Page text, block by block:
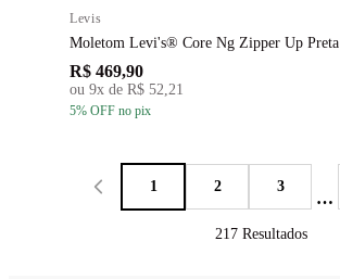
Levis
Moletom Levi's® Core Ng Zipper Up Preta
R$ 469,90
ou 9x de R$ 52,21
5% OFF no pix
1 2 3
…
217 Resultados